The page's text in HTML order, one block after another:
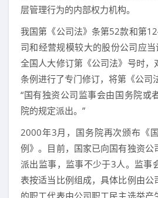
层管理行为的内部权力机构。
我国第《公司法》条第52款和第
司和经营规模较大的股份公司应
全国人大修订第《公司法》号时，
条例进行了专门修订，将第《公司
“国有独资公司监事会由国务院或
院的规定派出。”
2000年3月，国务院再次颁布《
例》。目前，国家已向国有独资公
派出监事，监事不少于3人。监事
表按适当比例组成，具体比例由公
的职工代表由公司职工民主选举产